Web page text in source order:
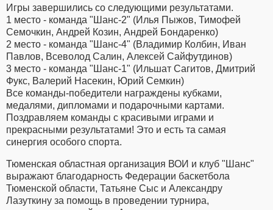
Игры завершились со следующими результатами.
1 место - команда "Шанс-2" (Илья Пыжов, Тимофей
Семочкин, Андрей Козин, Андрей Бондаренко)
2 место - команда "Шанс-4" (Владимир Колбин, Иван
Павлов, Всеволод Салин, Алексей Сайфутдинов)
3 место - команда "Шанс-1" (Ильшат Сагитов, Дмитрий
Фукс, Валерий Насекин, Юрий Семкин)
Все команды-победители награждены кубками,
медалями, дипломами и подарочными картами.
Поздравляем команды с красивыми играми и
прекрасными результатами! Это и есть та самая
синергия особого спорта.
Тюменская областная организация ВОИ и клуб "Шанс"
выражают благодарность Федерации баскетбола
Тюменской области, Татьяне Сыс и Александру
Лазуткину за помощь в проведении турнира,